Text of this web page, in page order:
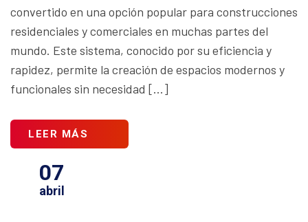
convertido en una opción popular para construcciones
residenciales y comerciales en muchas partes del
mundo. Este sistema, conocido por su eficiencia y
rapidez, permite la creación de espacios modernos y
funcionales sin necesidad […]
LEER MÁS
07
abril